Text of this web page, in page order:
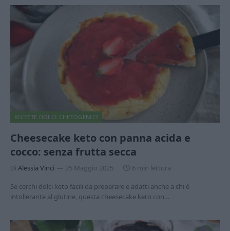
RICETTE DOLCI CHETOGENICI
Cheesecake keto con panna acida e
cocco: senza frutta secca
Di Alessia Vinci 25 Maggio 2025
6 min lettura
Se cerchi dolci keto facili da preparare e adatti anche a chi è
intollerante al glutine, questa cheesecake keto con…